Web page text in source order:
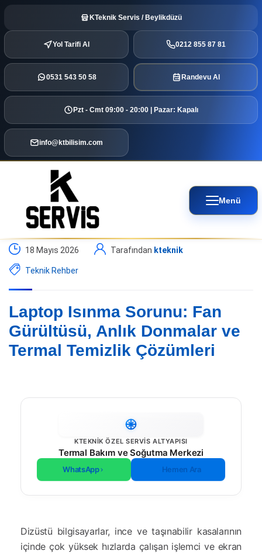
KTeknik Servis / Beylikdüzü
Yol Tarifi Al 0212 855 87 81
0531 543 50 58 Randevu Al
Pzt - Cmt 09:00 - 20:00 | Pazar: Kapalı
info@ktbilisim.com
Menü
18 Mayıs 2026 Tarafından kteknik
Teknik Rehber
Laptop Isınma Sorunu: Fan
Gürültüsü, Anlık Donmalar ve
Termal Temizlik Çözümleri
KTEKNIK ÖZEL SERVIS ALTYAPISI
Termal Bakım ve Soğutma Merkezi
WhatsApp Hemen Ara
Dizüstü bilgisayarlar, ince ve taşınabilir kasalarının
içinde çok yüksek hızlarda çalışan işlemci ve ekran